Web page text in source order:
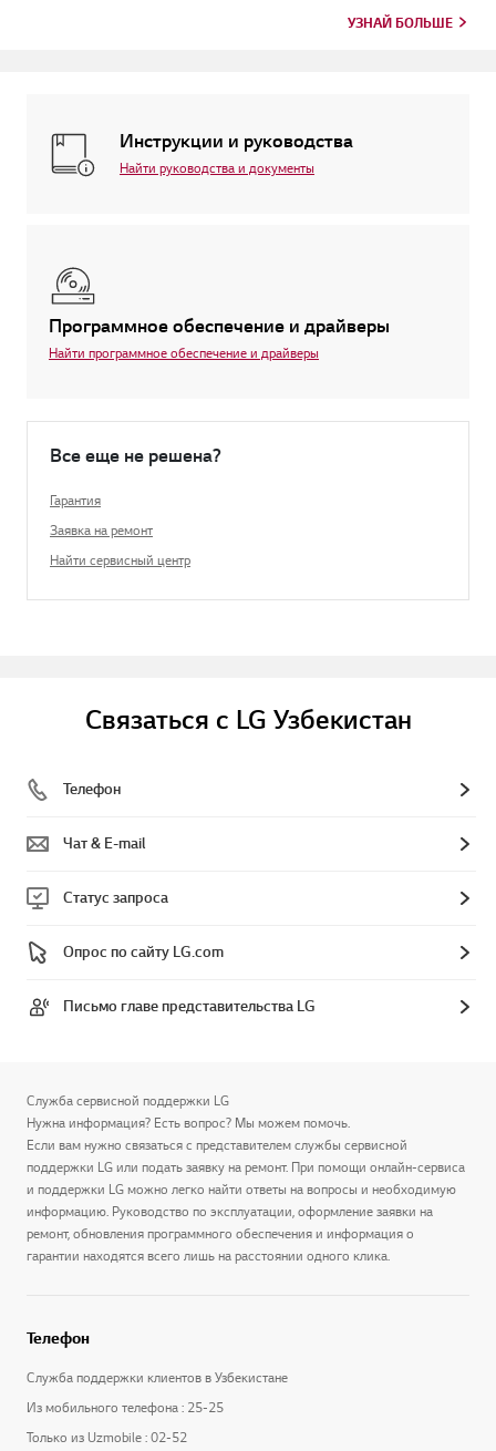
УЗНАЙ БОЛЬШЕ
Инструкции и руководства
Найти руководства и документы
Программное обеспечение и драйверы
Найти программное обеспечение и драйверы
Все еще не решена?
Гарантия
Заявка на ремонт
Найти сервисный центр
Связаться с LG Узбекистан
Телефон
Чат & E-mail
Статус запроса
Опрос по сайту LG.com
Письмо главе представительства LG
Служба сервисной поддержки LG
Нужна информация? Есть вопрос? Мы можем помочь.
Если вам нужно связаться с представителем службы сервисной
поддержки LG или подать заявку на ремонт. При помощи онлайн-сервиса
и поддержки LG можно легко найти ответы на вопросы и необходимую
информацию. Руководство по эксплуатации, оформление заявки на
ремонт, обновления программного обеспечения и информация о
гарантии находятся всего лишь на расстоянии одного клика.
Телефон
Служба поддержки клиентов в Узбекистане
Из мобильного телефона : 25-25
Только из Uzmobile : 02-52